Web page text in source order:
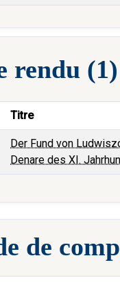
rendu (1)
Titre
Der Fund von
Denare des XI.
de